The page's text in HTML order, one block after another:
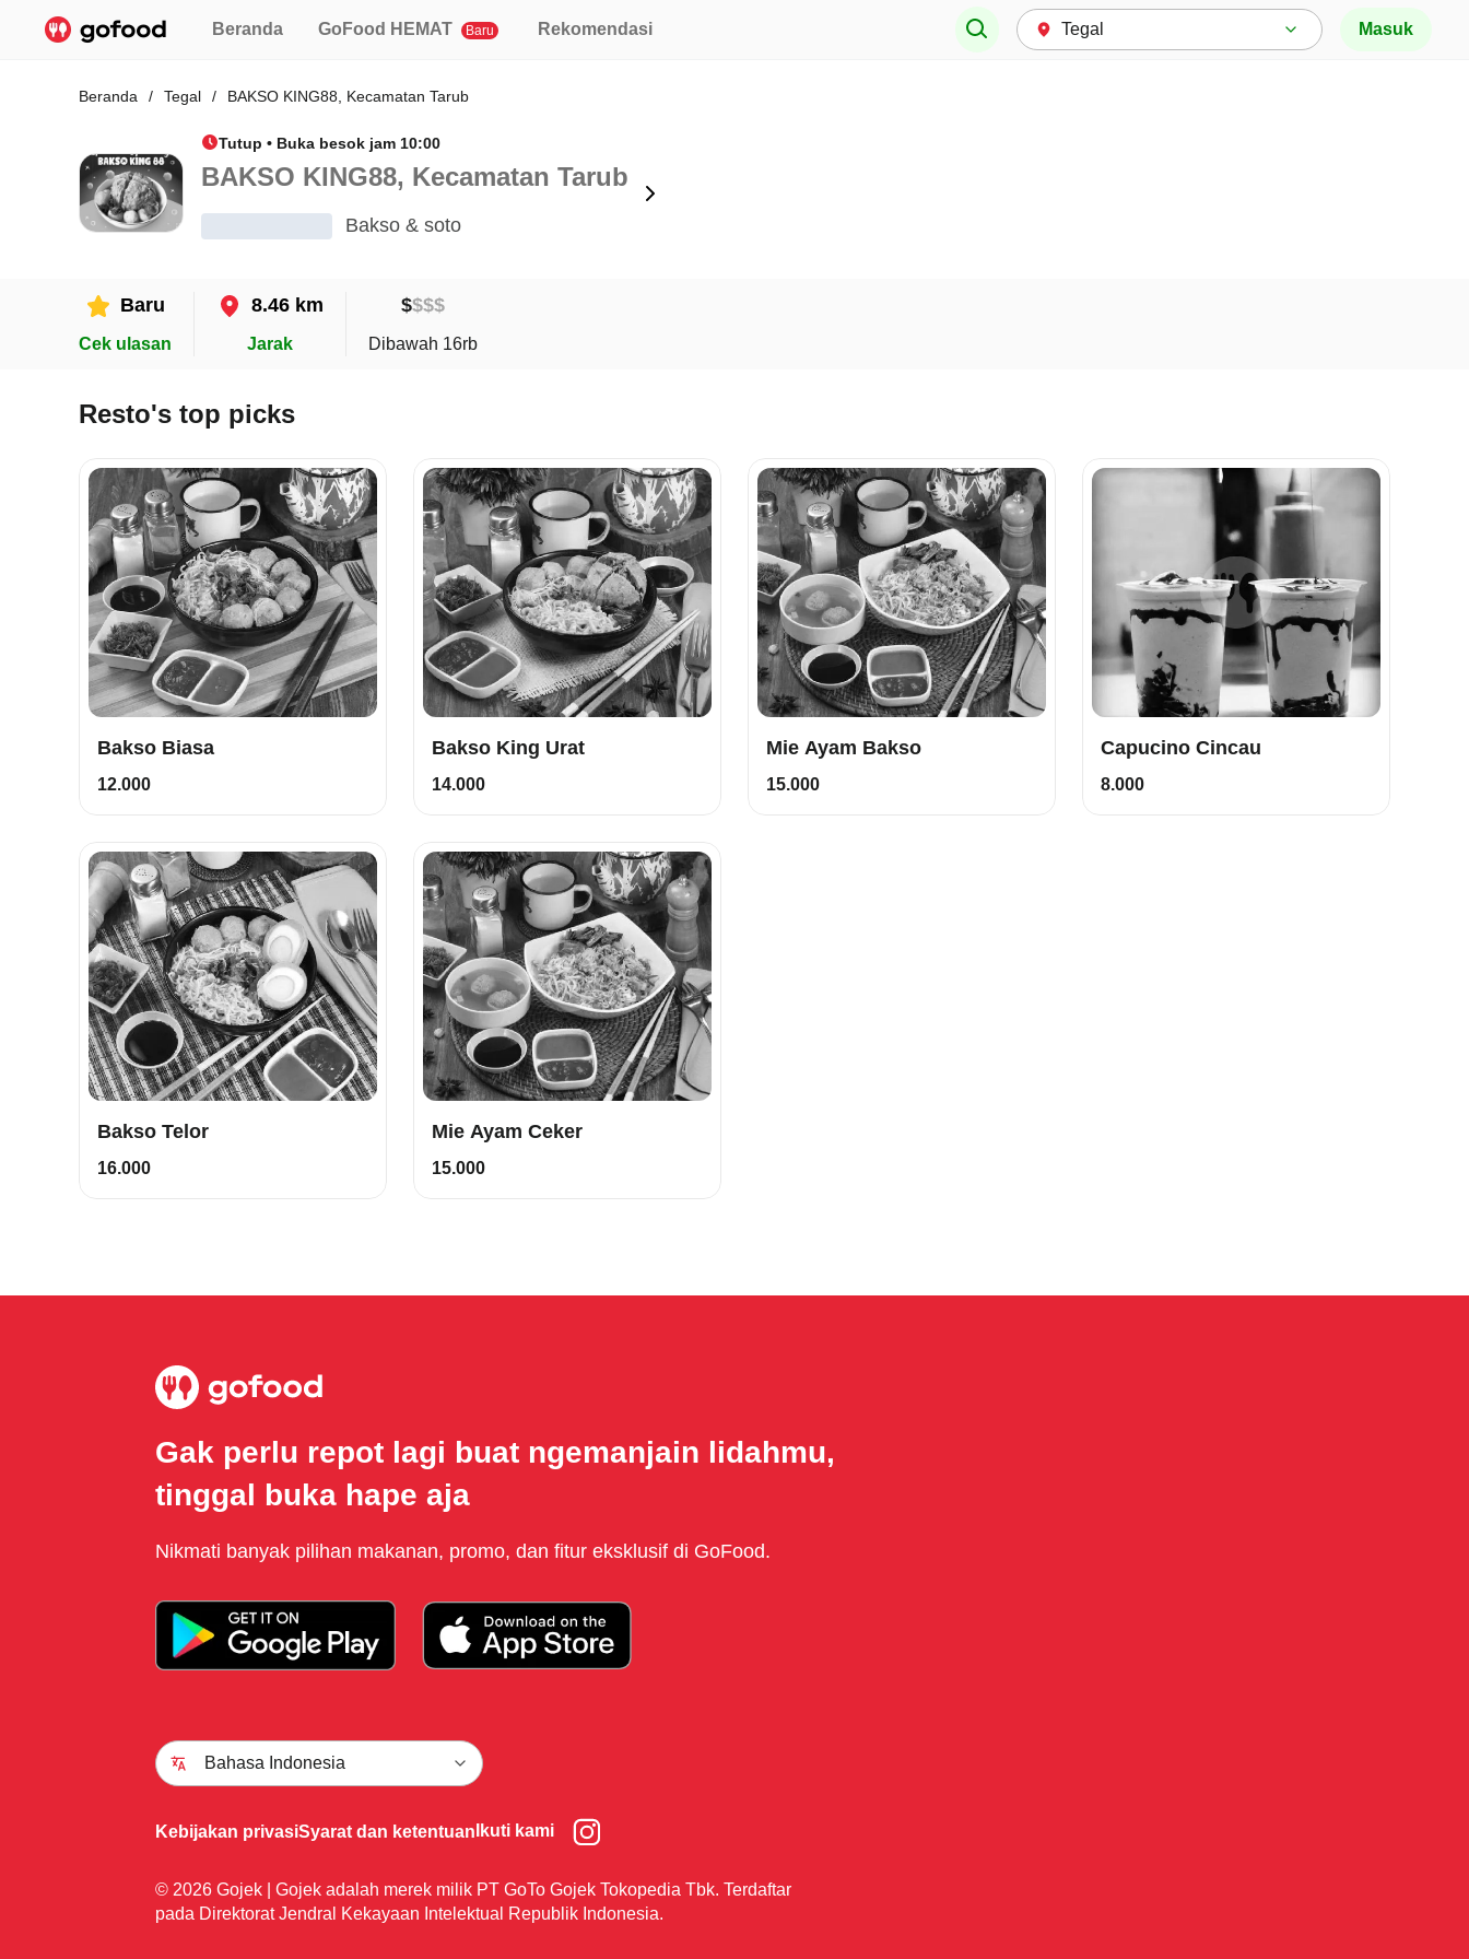
Beranda GoFood HEMAT Baru Rekomendasi Masuk
Beranda / Tegal / BAKSO KING88, Kecamatan Tarub
Tutup • Buka besok jam 10:00
BAKSO KING88, Kecamatan Tarub
Bakso & soto
Baru
Cek ulasan
8.46 km
Jarak
$$$$
Dibawah 16rb
Resto's top picks
Bakso Biasa
12.000
Bakso King Urat
14.000
Mie Ayam Bakso
15.000
Capucino Cincau
8.000
Bakso Telor
16.000
Mie Ayam Ceker
15.000
Gak perlu repot lagi buat ngemanjain lidahmu,
tinggal buka hape aja
Nikmati banyak pilihan makanan, promo, dan fitur eksklusif di GoFood.
Bahasa Indonesia
Kebijakan privasiSyarat dan ketentuan Ikuti kami
© 2026 Gojek | Gojek adalah merek milik PT GoTo Gojek Tokopedia Tbk. Terdaftar
pada Direktorat Jendral Kekayaan Intelektual Republik Indonesia.